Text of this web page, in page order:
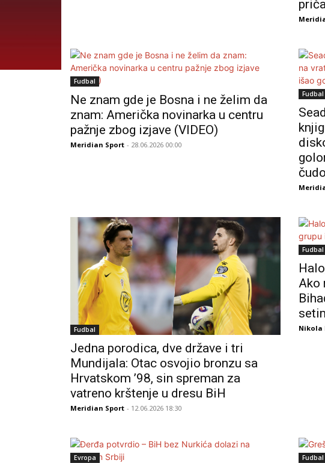
Fudbal
Ne znam gde je Bosna i ne želim da
znam: Američka novinarka u centru
pažnje zbog izjave (VIDEO)
Meridian Sport - 28.06.2026 00:00
Fudbal
Fudbal
Jedna porodica, dve države i tri
Mundijala: Otac osvojio bronzu sa
Hrvatskom ’98, sin spreman za
vatreno krštenje u dresu BiH
Meridian Sport - 12.06.2026 18:30
Fudbal
Ako
Nikola
Evropa Fudbal